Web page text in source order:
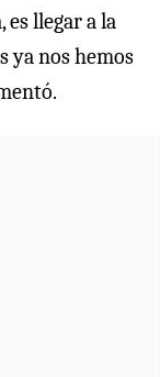
es llegar a la
ya nos hemos